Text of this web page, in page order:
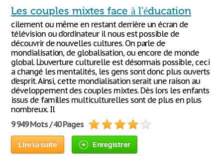
Les couples mixtes face à l'éducation
cilement ou même en restant derrière un écran de
télévision ou d’ordinateur il nous est possible de
découvrir de nouvelles cultures. On parle de
mondialisation, de globalisation, ou encore de monde
global. L’ouverture culturelle est désormais possible, ceci
a changé les mentalités, les gens sont donc plus ouverts
d’esprit. Ainsi, cette mondialisation serait une raison au
développement des couples mixtes. Dès lors les enfants
issus de familles multiculturelles sont de plus en plus
nombreux. Il
9 949 Mots / 40 Pages
Lire la suite Enregistrer